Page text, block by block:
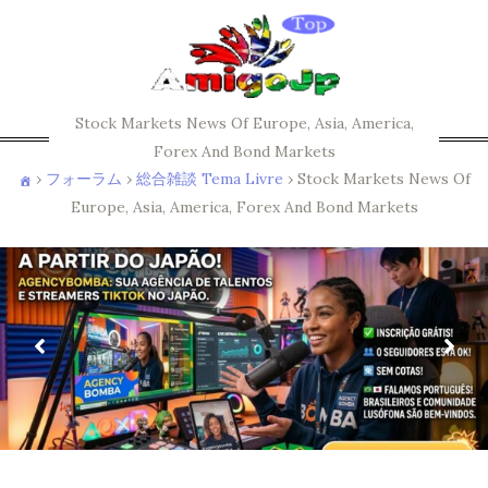
Stock Markets News Of Europe, Asia, America,
Forex And Bond Markets
› フォーラム › 総合雑談 Tema Livre › Stock Markets News Of
Europe, Asia, America, Forex And Bond Markets